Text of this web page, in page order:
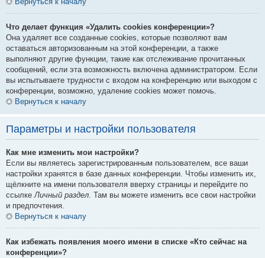
Что делает функция «Удалить cookies конференции»?
Она удаляет все созданные cookies, которые позволяют вам
оставаться авторизованным на этой конференции, а также
выполняют другие функции, такие как отслеживание прочитанных
сообщений, если эта возможность включена администратором. Если
вы испытываете трудности с входом на конференцию или выходом с
конференции, возможно, удаление cookies может помочь.
Вернуться к началу
Параметры и настройки пользователя
Как мне изменить мои настройки?
Если вы являетесь зарегистрированным пользователем, все ваши
настройки хранятся в базе данных конференции. Чтобы изменить их,
щёлкните на имени пользователя вверху страницы и перейдите по
ссылкеЛичный раздел. Там вы можете изменить все свои настройки
и предпочтения.
Вернуться к началу
Как избежать появления моего имени в списке «Кто сейчас на
конференции»?